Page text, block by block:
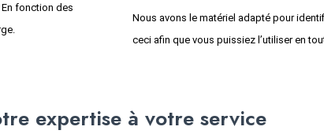
En fonction des
Nous avons le matériel adapté pour
ceci afin que vous puissiez l’utiliser en
expertise à votre service